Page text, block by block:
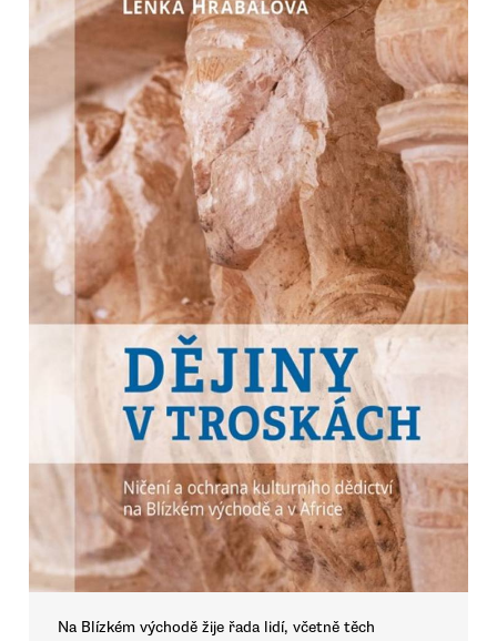
Na Blízkém východě žije řada lidí, včetně těch